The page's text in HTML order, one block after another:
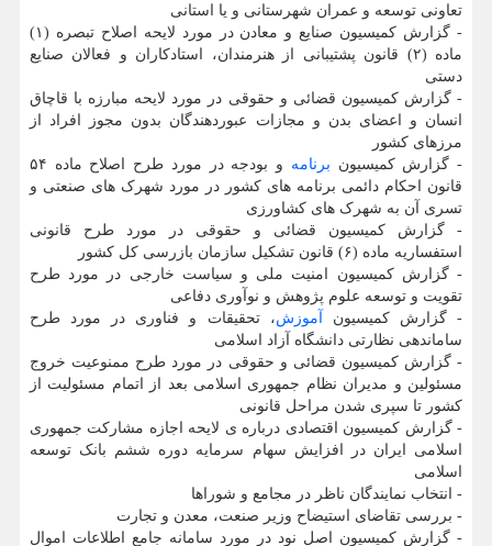
تعاونی توسعه و عمران شهرستانی و یا استانی
- گزارش کمیسیون صنایع و معادن در مورد لایحه اصلاح تبصره (۱)
ماده (۲) قانون پشتیبانی از هنرمندان، استادکاران و فعالان صنایع
دستی
- گزارش کمیسیون قضائی و حقوقی در مورد لایحه مبارزه با قاچاق
انسان و اعضای بدن و مجازات عبوردهندگان بدون مجوز افراد از
مرزهای کشور
- گزارش کمیسیون برنامه
و بودجه در مورد طرح اصلاح ماده ۵۴
قانون احکام دائمی برنامه های کشور در مورد شهرک های صنعتی و
تسری آن به شهرک های کشاورزی
- گزارش کمیسیون قضائی و حقوقی در مورد طرح قانونی
استفساریه ماده (۶) قانون تشکیل سازمان بازرسی کل کشور
- گزارش کمیسیون امنیت ملی و سیاست خارجی در مورد طرح
تقویت و توسعه علوم پژوهش و نوآوری دفاعی
- گزارش کمیسیون آموزش، تحقیقات و فناوری در مورد طرح
ساماندهی نظارتی دانشگاه آزاد اسلامی
- گزارش کمیسیون قضائی و حقوقی در مورد طرح ممنوعیت خروج
مسئولین و مدیران نظام جمهوری اسلامی بعد از اتمام مسئولیت از
کشور تا سپری شدن مراحل قانونی
- گزارش کمیسیون اقتصادی درباره ی لایحه اجازه مشارکت جمهوری
اسلامی ایران در افزایش سهام سرمایه دوره ششم بانک توسعه
اسلامی
- انتخاب نمایندگان ناظر در مجامع و شوراها
- بررسی تقاضای استیضاح وزیر صنعت، معدن و تجارت
- گزارش کمیسیون اصل نود در مورد سامانه جامع اطلاعات اموال